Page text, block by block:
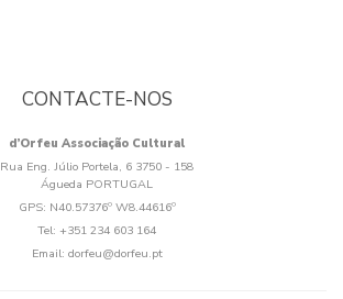
CONTACTE-NOS
d’Orfeu Associação Cultural
Rua Eng. Júlio Portela, 6 3750 - 158
Águeda PORTUGAL
GPS: N40.57376º W8.44616º
Tel: +351 234 603 164
Email: dorfeu@dorfeu.pt